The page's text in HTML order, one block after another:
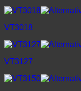
VT3018
VT3127